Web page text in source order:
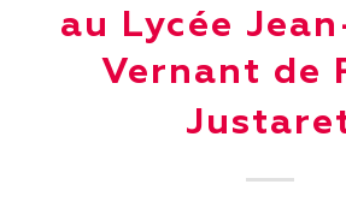
au Lycée
Vernant de